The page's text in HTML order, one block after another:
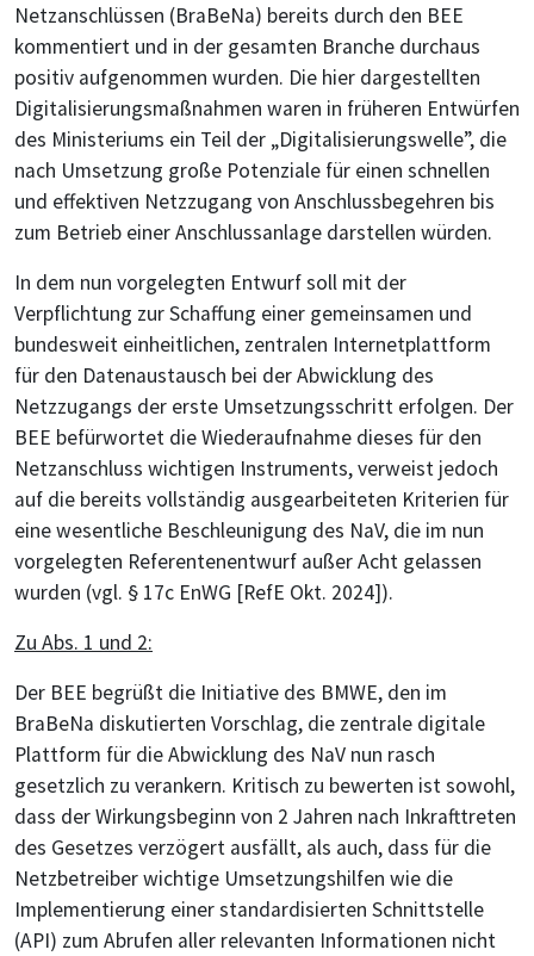
Netzanschlüssen (BraBeNa) bereits durch den BEE
kommentiert und in der gesamten Branche durchaus
positiv aufgenommen wurden. Die hier dargestellten
Digitalisierungsmaßnahmen waren in früheren Entwürfen
des Ministeriums ein Teil der „Digitalisierungswelle”, die
nach Umsetzung große Potenziale für einen schnellen
und effektiven Netzzugang von Anschlussbegehren bis
zum Betrieb einer Anschlussanlage darstellen würden.
In dem nun vorgelegten Entwurf soll mit der
Verpflichtung zur Schaffung einer gemeinsamen und
bundesweit einheitlichen, zentralen Internetplattform
für den Datenaustausch bei der Abwicklung des
Netzzugangs der erste Umsetzungsschritt erfolgen. Der
BEE befürwortet die Wiederaufnahme dieses für den
Netzanschluss wichtigen Instruments, verweist jedoch
auf die bereits vollständig ausgearbeiteten Kriterien für
eine wesentliche Beschleunigung des NaV, die im nun
vorgelegten Referentenentwurf außer Acht gelassen
wurden (vgl. § 17c EnWG [RefE Okt. 2024]).
Zu Abs. 1 und 2:
Der BEE begrüßt die Initiative des BMWE, den im
BraBeNa diskutierten Vorschlag, die zentrale digitale
Plattform für die Abwicklung des NaV nun rasch
gesetzlich zu verankern. Kritisch zu bewerten ist sowohl,
dass der Wirkungsbeginn von 2 Jahren nach Inkrafttreten
des Gesetzes verzögert ausfällt, als auch, dass für die
Netzbetreiber wichtige Umsetzungshilfen wie die
Implementierung einer standardisierten Schnittstelle
(API) zum Abrufen aller relevanten Informationen nicht